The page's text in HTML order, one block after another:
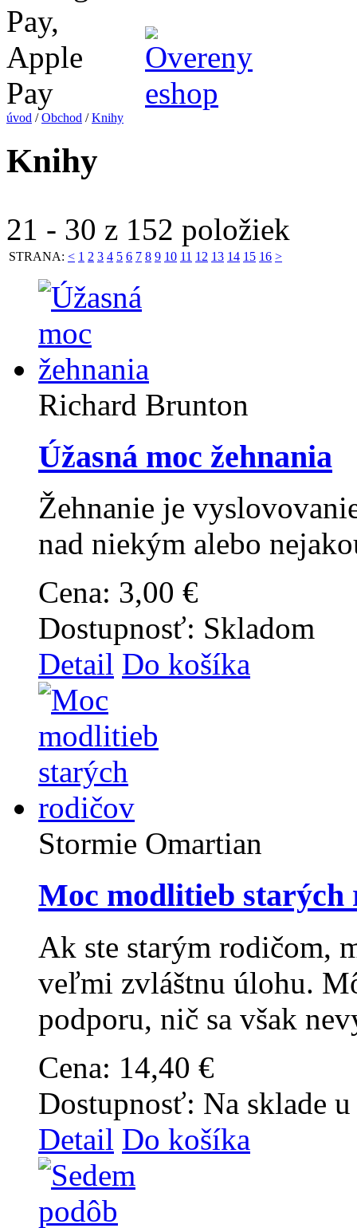
úvod /Obchod /Knihy
Knihy
21 - 30 z 152 položiek
STRANA: < 1 2 3 4 5 6 7 8 9 10 11 12 13 14 15 16 >
Richard Brunton
Úžasná moc žehnania
Žehnanie je
nad niekým alebo
Cena: 3,00 €
Dostupnosť: Skladom
Detail Do košíka
Stormie Omartian
Moc modlitieb starých
Ak ste starým rodičom,
veľmi zvláštnu úlohu.
podporu, nič sa však
Cena: 14,40 €
Dostupnosť: Na sklade
Detail Do košíka